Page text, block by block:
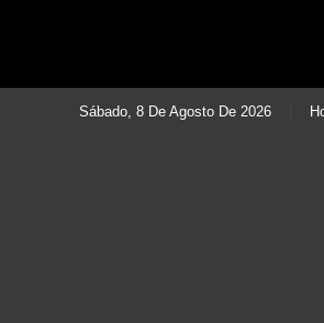
Sábado, 8 De Agosto De 2026